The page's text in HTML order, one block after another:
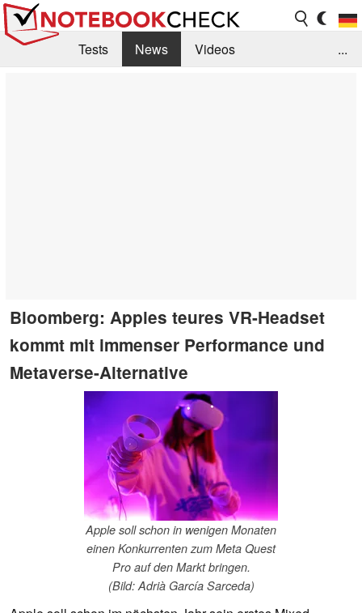
Tests News
Videos
...
Bloomberg: Apples teures VR-Headset
kommt mit immenser Performance und
Metaverse-Alternative
Apple soll schon in wenigen Monaten
einen Konkurrenten zum Meta Quest
Pro auf den Markt bringen.
(Bild: Adrià García Sarceda)